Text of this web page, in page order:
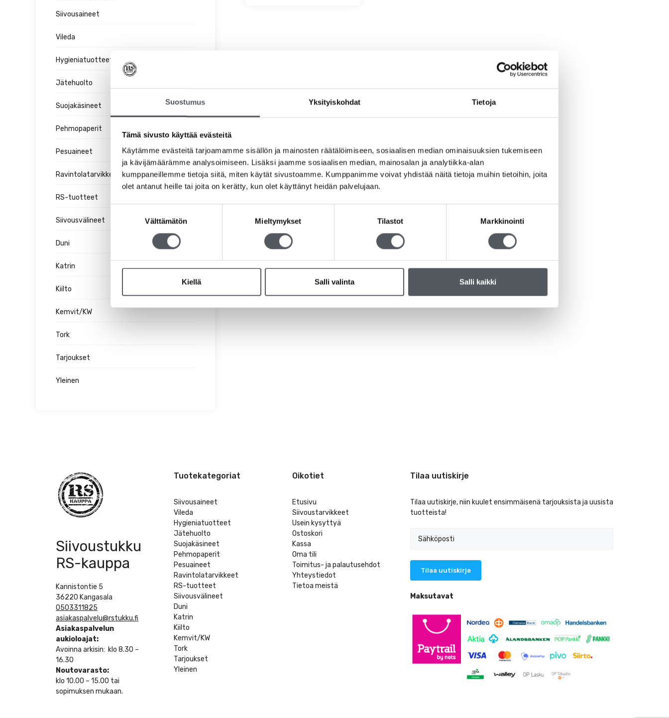
Suostumus Yksityiskohdat Tietoja
Tämä sivusto käyttää evästeitä
Käytämme evästeitä tarjoamamme sisällön ja mainosten räätälöimiseen, sosiaalisen median ominaisuuksien tukemiseen
ja kävijämäärämme analysoimiseen. Lisäksi jaamme sosiaalisen median, mainosalan ja analytiikka-alan
kumppaneillemme tietoja siitä, miten käytät sivustoamme. Kumppanimme voivat yhdistää näitä tietoja muihin tietoihin, joita
olet antanut heille tai joita on kerätty, kun olet käyttänyt heidän palvelujaan.
Välttämätön Mieltymykset Tilastot Markkinointi
Kiellä Salli valinta Salli kaikki
Siivousaineet
Vileda
Hygieniatuotteet
Jätehuolto
Suojakäsineet
Pehmopaperit
Pesuaineet
Ravintolatarvikkeet
RS-tuotteet
Siivousvälineet
Duni
Katrin
Kiilto
Kemvit/KW
Tork
Tarjoukset
Yleinen
Siivoustukku
RS-kauppa
Kannistontie 5
36220 Kangasala
0503311825
asiakaspalvelu@rstukku.fi
Asiakaspalvelun
aukioloajat:
Avoinna arkisin: klo 8.30 –
16.30
Noutovarasto:
klo 10.00 – 15.00 tai
sopimuksen mukaan.
Tuotekategoriat
Siivousaineet
Vileda
Hygieniatuotteet
Jätehuolto
Suojakäsineet
Pehmopaperit
Pesuaineet
Ravintolatarvikkeet
RS-tuotteet
Siivousvälineet
Duni
Katrin
Kiilto
Kemvit/KW
Tork
Tarjoukset
Yleinen
Oikotiet
Etusivu
Siivoustarvikkeet
Usein kysyttyä
Ostoskori
Kassa
Oma tili
Toimitus- ja palautusehdot
Yhteystiedot
Tietoa meistä
Tilaa uutiskirje
Tilaa uutiskirje, niin kuulet ensimmäisenä tarjouksista ja uusista
tuotteista!
Maksutavat